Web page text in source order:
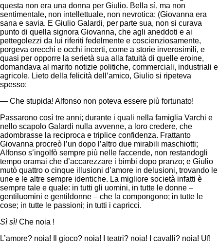
questa non era una donna per Giulio. Bella sì, ma non
sentimentale, non intellettuale, non nevrotica: (Giovanna era
sana e savia. E Giulio Galardi, per parte sua, non si curava
punto di quella signora Giovanna, che agli aneddoti e ai
pettegolezzi da lui riferiti fedelmente e coscienziosamente,
porgeva orecchi e occhi incerti, come a storie inverosimili, e
quasi per opporre la serietà sua alla fatuità di quelle eroine,
domandava al marito notizie politiche, commerciali, industriali e
agricole. Lieto della felicità dell’amico, Giulio si ripeteva
spesso:
— Che stupida! Alfonso non poteva essere più fortunato!
Passarono così tre anni; durante i quali nella famiglia Varchi e
nello scapolo Galardi nulla avvenne, a loro credere, che
adombrasse la reciproca e triplice confidenza. Frattanto
Giovanna procreò l’un dopo l’altro due mirabili maschiotti;
Alfonso s’ingolfò sempre più nelle faccende, non restandogli
tempo oramai che d’accarezzare i bimbi dopo pranzo; e Giulio
mutò quattro o cinque illusioni d’amore in delusioni, trovando le
une e le altre sempre identiche. La migliore società infatti è
sempre tale e quale: in tutti gli uomini, in tutte le donne –
gentiluomini e gentildonne – che la compongono; in tutte le
cose; in tutte le passioni; in tutti i capricci.
Sì sì!Che noia !
L’amore? noia! Il gioco? noia! I teatri? noia! I cavalli? noia! Uf!